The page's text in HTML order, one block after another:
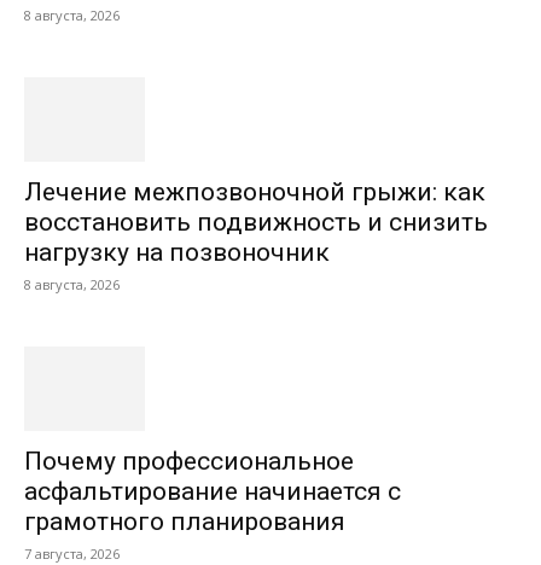
8 августа, 2026
Лечение межпозвоночной грыжи: как
восстановить подвижность и снизить
нагрузку на позвоночник
8 августа, 2026
Почему профессиональное
асфальтирование начинается с
грамотного планирования
7 августа, 2026